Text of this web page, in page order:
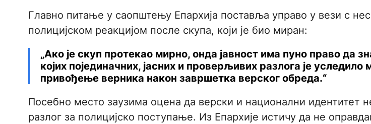
Главно питање у саопштењу Епархија поставља управо у вези с
полицијском реакцијом после скупа, који је био миран:
„Ако је скуп протекао мирно, онда јавност има пуно право да
којих појединачних, јасних и проверљивих разлога је уследило
привођење верника након завршетка верског обреда.“
Посебно место заузима оцена да верски и национални идентитет
разлог за полицијско поступање. Из Епархије истичу да не